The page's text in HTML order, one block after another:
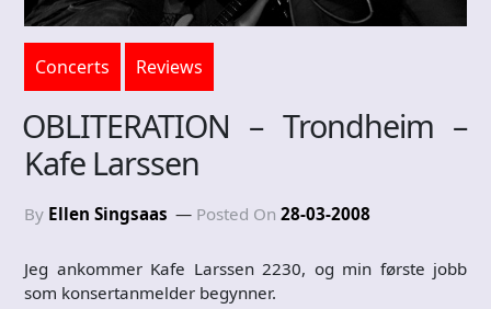
Concerts Reviews
OBLITERATION – Trondheim –
Kafe Larssen
By Ellen Singsaas Posted On 28-03-2008
Jeg ankommer Kafe Larssen 2230, og min første jobb
som konsertanmelder begynner.